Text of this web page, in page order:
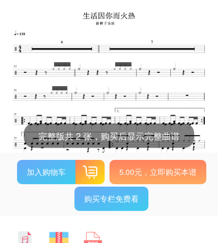
完整版共 2 张，购买后显示完整曲谱
加入购物车 5.00元，立即购买本谱
购买专栏免费看